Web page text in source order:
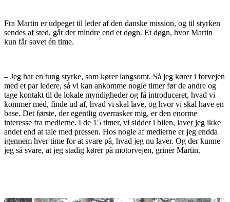
Fra Martin er udpeget til leder af den danske mission, og til styrken
sendes af sted, går der mindre end et døgn. Et døgn, hvor Martin
kun får sovet én time.
– Jeg har en tung styrke, som kører langsomt. Så jeg kører i forvejen
med et par ledere, så vi kan ankomme nogle timer før de andre og
tage kontakt til de lokale myndigheder og få introduceret, hvad vi
kommer med, finde ud af, hvad vi skal lave, og hvor vi skal have en
base. Det første, der egentlig overrasker mig, er den enorme
interesse fra medierne. I de 15 timer, vi sidder i bilen, laver jeg ikke
andet end at tale med pressen. Hos nogle af medierne er jeg endda
igennem hver time for at svare på, hvad jeg nu laver. Og der kunne
jeg så svare, at jeg stadig kører på motorvejen, griner Martin.